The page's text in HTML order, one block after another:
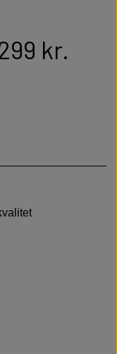
kr.
holdbare